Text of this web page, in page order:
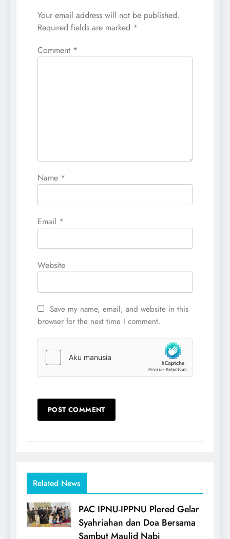
Your email address will not be published.
Required fields are marked *
Comment *
Name *
Email *
Website
Save my name, email, and website in this
browser for the next time I comment.
Related News
PAC IPNU-IPPNU Plered Gelar
Syahriahan dan Doa Bersama
Sambut Maulid Nabi